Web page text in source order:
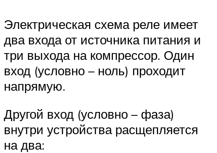
Электрическая схема реле имеет
два входа от источника питания и
три выхода на компрессор. Один
вход (условно – ноль) проходит
напрямую.
Другой вход (условно – фаза)
внутри устройства расщепляется
на два: